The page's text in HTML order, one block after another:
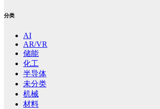
分类
AI
AR/VR
储能
化工
半导体
未分类
机械
材料